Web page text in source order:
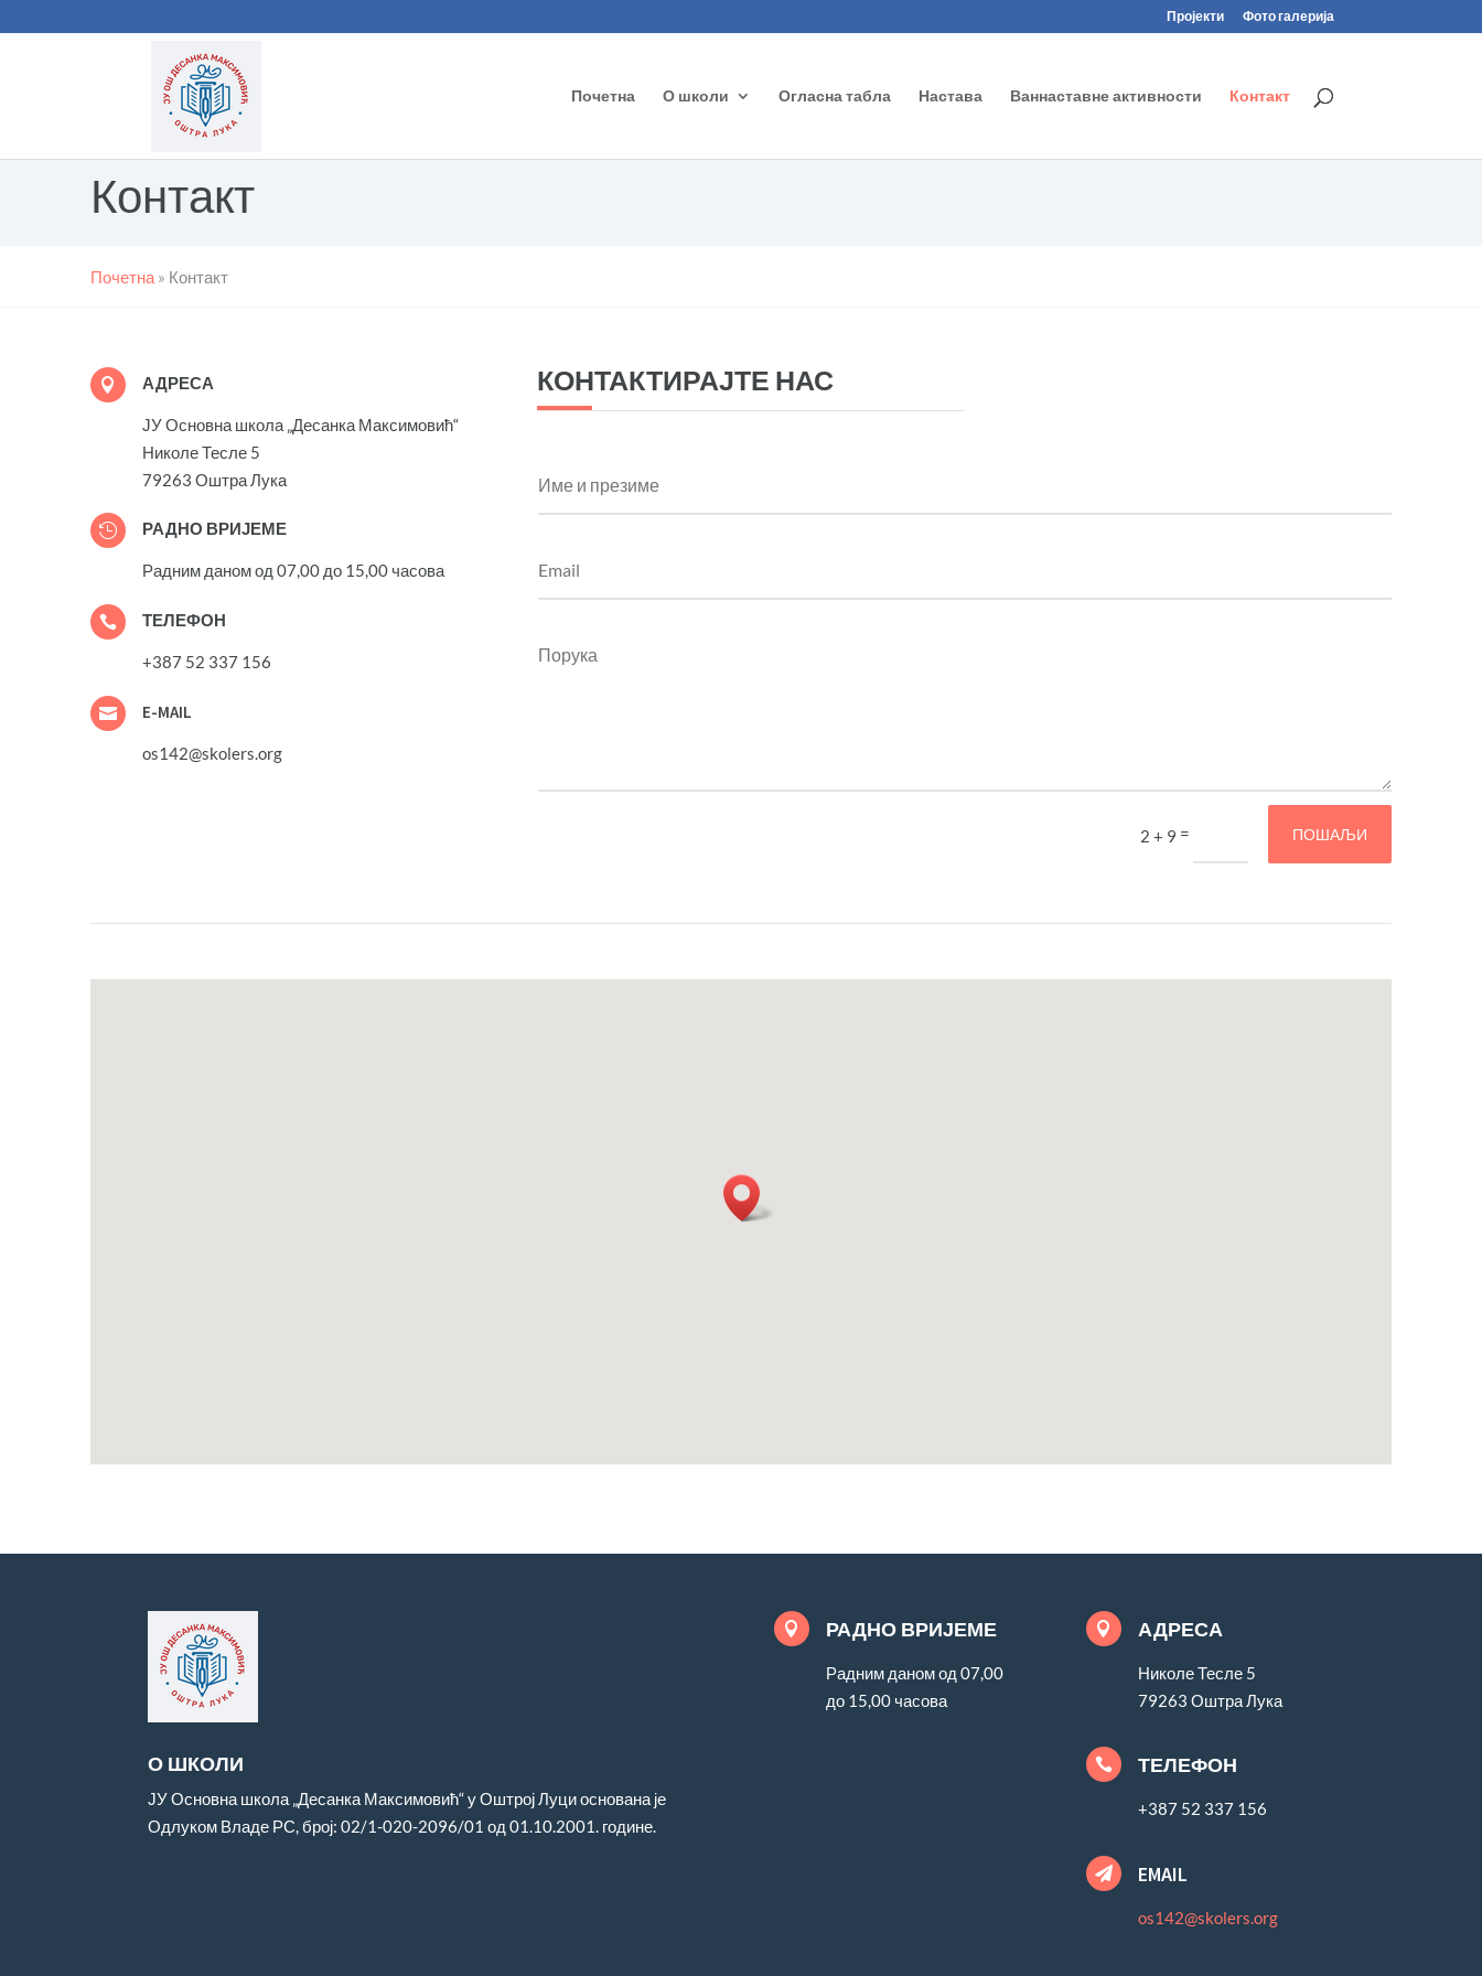
Пројекти Фото галерија
Почетна О школи Огласна табла Настава Ваннаставне активности Контакт
Контакт
Почетна » Контакт
 АДРЕСА
ЈУ Основна школа „Десанка Максимовић“
Николе Тесле 5
79263 Оштра Лука
 РАДНО ВРИЈЕМЕ
Радним даном од07,00 до 15,00 часова
 ТЕЛЕФОН
+387 52 337 156
 E-MAIL
os142@skolers.org
КОНТАКТИРАЈТЕ НАС
2 + 9 = ПОШАЉИ
О ШКОЛИ
ЈУ Основна школа „Десанка Максимовић“ у Оштрој Луци основана је
Одлуком Владе РС, број: 02/1-020-2096/01 од 01.10.2001. године.
 РАДНО ВРИЈЕМЕ
Радним даном од 07,00
до 15,00 часова
 АДРЕСА
Николе Тесле 5
79263 Оштра Лука
 ТЕЛЕФОН
+387 52 337 156
 EMAIL
os142@skolers.org